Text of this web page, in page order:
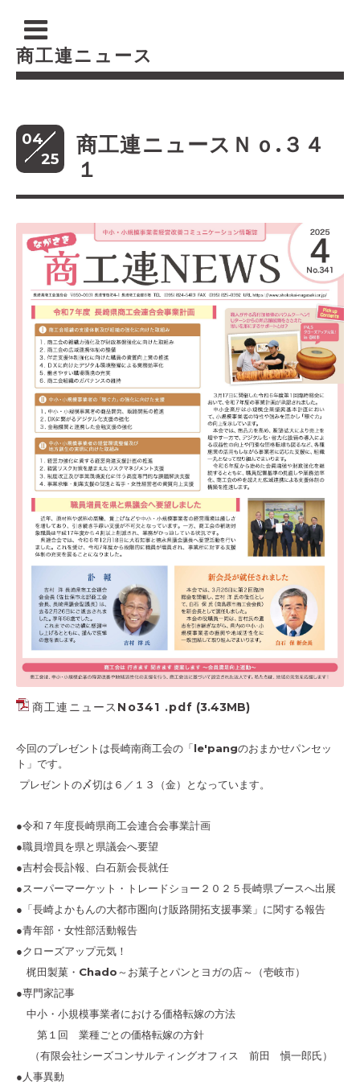
商工連ニュース
04
25
商工連ニュースＮｏ.３４
１
商工連ニュースNo341 .pdf (3.43MB)
今回のプレゼントは長崎南商工会の「le'pangのおまかせパンセッ
ト」です。
プレゼントの〆切は６／１３（金）となっています。
●令和７年度長崎県商工会連合会事業計画
●職員増員を県と県議会へ要望
●吉村会長訃報、白石新会長就任
●スーパーマーケット・トレードショー２０２５長崎県ブースへ出展
●「長崎よかもんの大都市圏向け販路開拓支援事業」に関する報告
●青年部・女性部活動報告
●クローズアップ元気！
梶田製菓・Chado～お菓子とパンとヨガの店～（壱岐市）
●専門家記事
中小・小規模事業者における価格転嫁の方法
第１回 業種ごとの価格転嫁の方針
（有限会社シーズコンサルティングオフィス 前田 愼一郎氏）
●人事異動